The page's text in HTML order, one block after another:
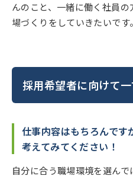
んのこと、一緒に働く社員
場づくりをしていきたいです。
採用希望者に向けて
仕事内容はもちろんです
考えてみてください！
自分に合う職場環境を選んで